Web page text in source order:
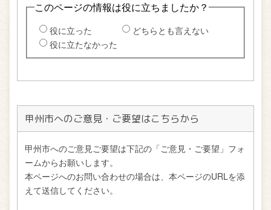
甲州市へのご意見・ご要望はこちらから
甲州市へのご意見ご要望は下記の「ご意見・ご要望」フォ
ームからお願いします。
本ページへのお問い合わせの場合は、本ページのURLを添
えて送信してください。